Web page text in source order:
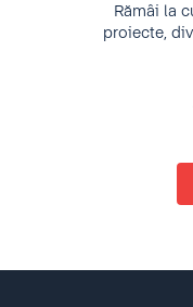
Rămâi la
proiecte,